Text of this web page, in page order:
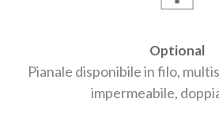
Optional
Pianale disponibile in filo,
impermeabile,